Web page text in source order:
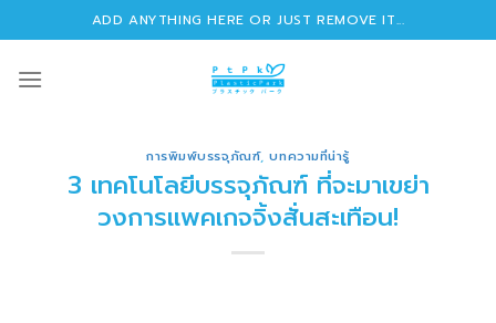
to
content
ADD ANYTHING HERE OR JUST REMOVE IT...
การพิมพ์บรรจุภัณฑ์,บทความที่น่ารู้
3 เทคโนโลยีบรรจุภัณฑ์ ที่จะมาเขย่า
วงการแพคเกจจิ้งสั่นสะเทือน!